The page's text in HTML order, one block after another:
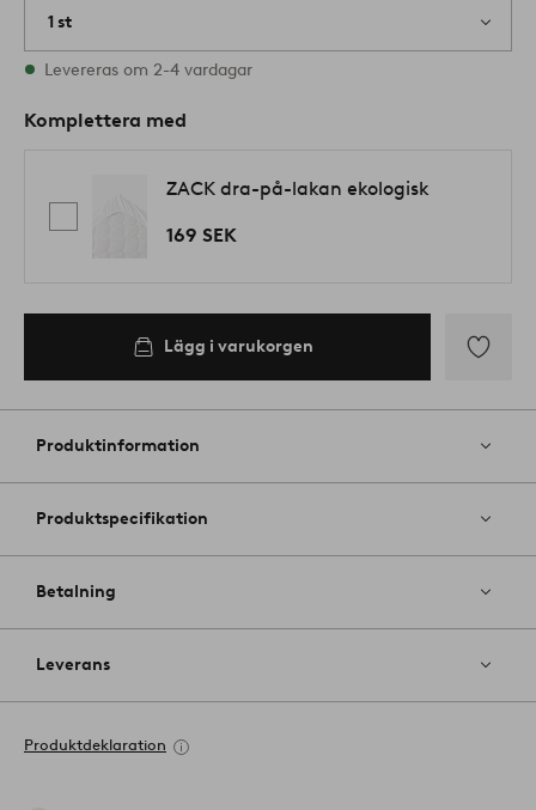
1 st
I lager
Levereras om 2-4 vardagar
Komplettera med
ZACK dra-på-lakan ekologisk
169 SEK
Lägg i varukorgen
till
favoriter
Produktinformation
Produktspecifikation
Betalning
Leverans
Produktdeklaration